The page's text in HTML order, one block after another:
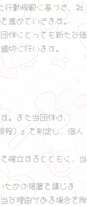
行動規範に基づき、社
進めていきます。
体にとっても新たな価
切に行います。
。また当団体は、
程）』を制定し、個人
確立するとともに、当
めの措置を講じま
な理由がある場合を除